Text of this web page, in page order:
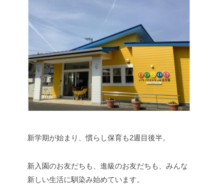
新学期が始まり、慣らし保育も2週目後半。
新入園のお友だちも、進級のお友だちも、みんな
新しい生活に馴染み始めています。